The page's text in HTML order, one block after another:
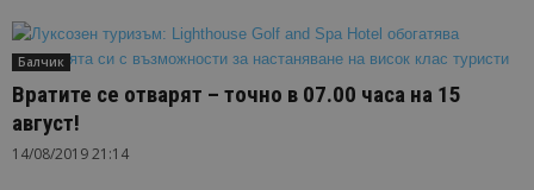
Балчик
Вратите се отварят – точно в 07.00 часа на 15
август!
14/08/2019 21:14